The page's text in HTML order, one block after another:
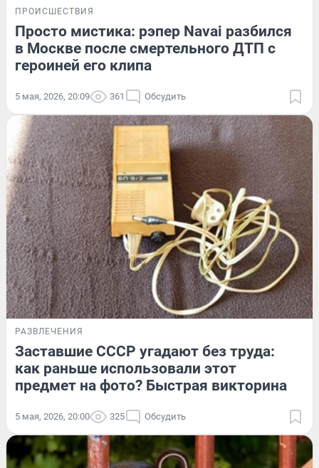
ПРОИСШЕСТВИЯ
Просто мистика: рэпер Navai разбился
в Москве после смертельного ДТП с
героиней его клипа
5 мая, 2026, 20:09 361 Обсудить
РАЗВЛЕЧЕНИЯ
Заставшие СССР угадают без труда:
как раньше использовали этот
предмет на фото? Быстрая викторина
5 мая, 2026, 20:00 325 Обсудить